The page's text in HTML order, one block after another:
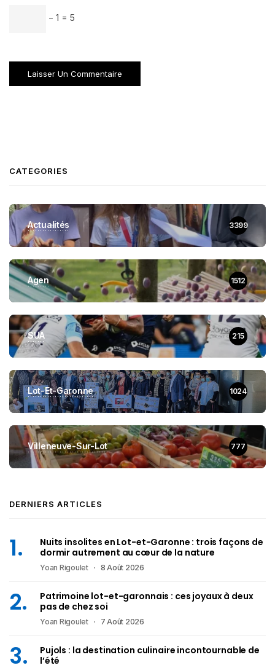
− 1 = 5
CATEGORIES
Actualités 3399
Agen 1512
SUA 215
Lot-Et-Garonne 1024
Villeneuve-Sur-Lot 777
DERNIERS ARTICLES
Nuits insolites en Lot-et-Garonne : trois façons de
dormir autrement au cœur de la nature
Yoan Rigoulet 8 Août 2026
Patrimoine lot-et-garonnais : ces joyaux à deux
pas de chez soi
Yoan Rigoulet 7 Août 2026
Pujols : la destination culinaire incontournable de
l’été